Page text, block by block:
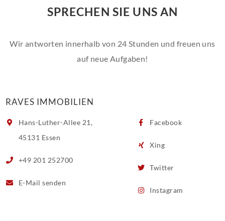
SPRECHEN SIE UNS AN
Wir antworten innerhalb von 24 Stunden und freuen uns
auf neue Aufgaben!
RAVES IMMOBILIEN
Hans-Luther-Allee 21,
45131 Essen
+49 201 252700
E-Mailsenden
Facebook
Xing
Twitter
Instagram